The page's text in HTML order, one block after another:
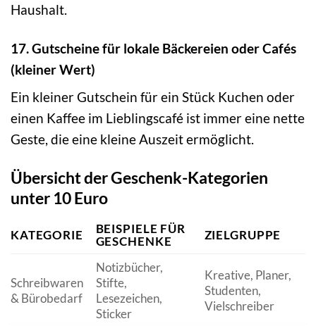
Haushalt.
17. Gutscheine für lokale Bäckereien oder Cafés
(kleiner Wert)
Ein kleiner Gutschein für ein Stück Kuchen oder
einen Kaffee im Lieblingscafé ist immer eine nette
Geste, die eine kleine Auszeit ermöglicht.
Übersicht der Geschenk-Kategorien
unter 10 Euro
KATEGORIE
BEISPIELE FÜR
GESCHENKE
ZIELGRUPPE
Schreibwaren
& Bürobedarf
Notizbücher,
Stifte,
Lesezeichen,
Sticker
Kreative, Planer,
Studenten,
Vielschreiber